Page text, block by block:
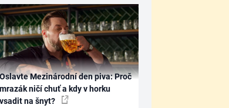
Oslavte Mezinárodní den piva: Proč
mrazák ničí chuť a kdy v horku
vsadit na šnyt?